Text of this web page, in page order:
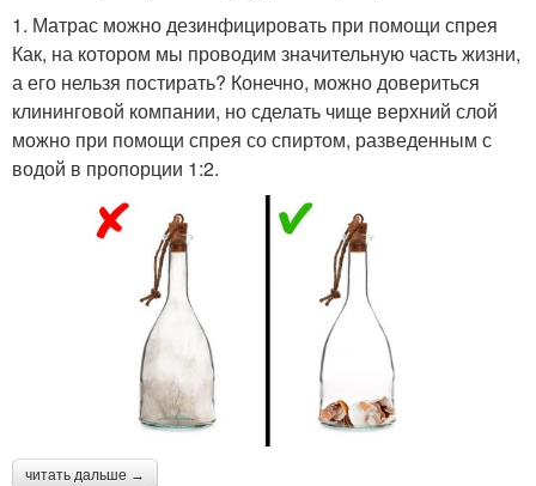
1. Матрас можно дезинфицировать при помощи спрея
Как, на котором мы проводим значительную часть жизни,
а его нельзя постирать? Конечно, можно довериться
клининговой компании, но сделать чище верхний слой
можно при помощи спрея со спиртом, разведенным с
водой в пропорции 1:2.
читать дальше →